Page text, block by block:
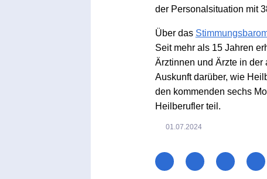
der Personalsituation mit
Über das
Seit mehr als 15 Jahren
Ärztinnen und Ärzte in der
Auskunft darüber, wie
den kommenden sechs
Heilberufler teil.
01.07.2024